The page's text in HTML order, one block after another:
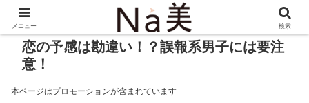
恋の予感は勘違い！？誤報系男子には要注
意！
本ページはプロモーションが含まれています
メニュー 検索